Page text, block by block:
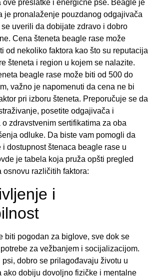
ove preslatke i energične pse. Beagle je
je pronalaženje pouzdanog odgajivača
uverili da dobijate zdravo i dobro
Cena šteneta beagle rase može
od nekoliko faktora kao što su reputacija
šteneta i region u kojem se nalazite.
beagle rase može biti od 500 do
važno je napomenuti da cena ne bi
pri izboru šteneta. Preporučuje se da
posetite odgajivača i
zdravstvenim sertifikatima za oba
odluke. Da biste vam pomogli da
i dostupnost štenaca beagle rase u
je tabela koja pruža opšti pregled
osnovu različitih faktora:
i
biti pogodan za biglove, sve dok se
za vežbanjem i socijalizacijom.
psi, dobro se prilagođavaju životu u
ako dobiju dovoljno fizičke i mentalne